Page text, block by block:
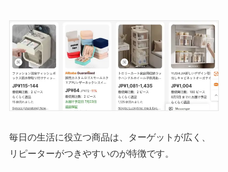
毎日の生活に役立つ商品は、ターゲットが広く、
リピーターがつきやすいのが特徴です。